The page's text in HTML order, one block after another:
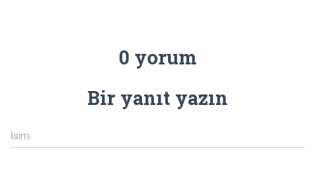
0 yorum
Bir yanıt yazın
İsim